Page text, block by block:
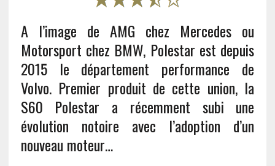
A l’image de AMG chez Mercedes ou
Motorsport chez BMW, Polestar est depuis
2015 le département performance de
Volvo. Premier produit de cette union, la
S60 Polestar a récemment subi une
évolution notoire avec l’adoption d’un
nouveau moteur…